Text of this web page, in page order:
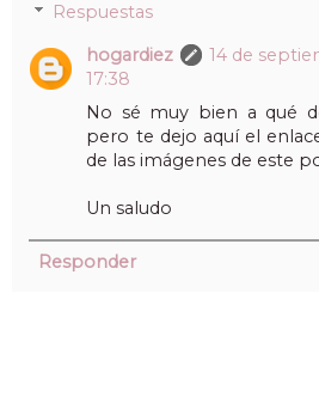
Respuestas
hogardiez
14 de
17:38
No sé muy bien a qué
pero te dejo aquí el
de las imágenes de este
Un saludo
Responder